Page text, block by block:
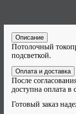
Описание
Потолочный
подсветкой.
Оплата и доставка
После
доступна оплата в
Готовый заказ